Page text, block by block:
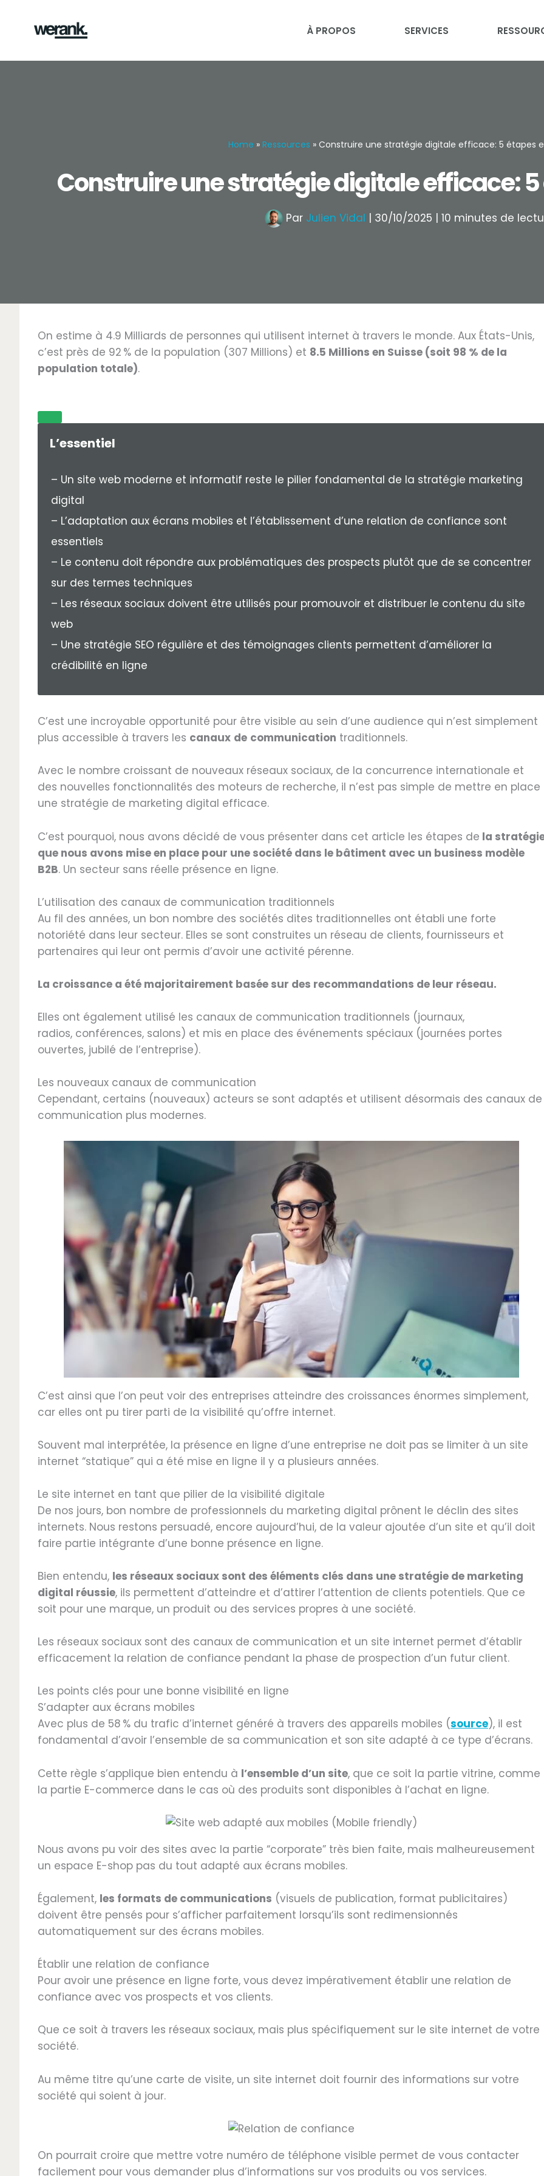
contenu
À PROPOS SERVICES
Home » Ressources » Construire une stratégie digitale efficace: 5 étapes
Construire une stratégie digitale efficace:
Par Julien Vidal | 30/10/2025 | 10 minutes de
On estime à 4.9 Milliards de personnes qui utilisent internet à travers le monde. Aux États-Unis,
c’est près de 92 % de la population (307 Millions) et 8.5 Millions en Suisse (soit 98 % de la
population totale).
L’essentiel
– Un site web moderne et informatif reste le pilier fondamental de la stratégie marketing
digital
– L’adaptation aux écrans mobiles et l’établissement d’une relation de confiance sont
essentiels
– Le contenu doit répondre aux problématiques des prospects plutôt que de se concentrer
sur des termes techniques
– Les réseaux sociaux doivent être utilisés pour promouvoir et distribuer le contenu du site
web
– Une stratégie SEO régulière et des témoignages clients permettent d’améliorer la
crédibilité en ligne
C’est une incroyable opportunité pour être visible au sein d’une audience qui n’est simplement
plus accessible à travers les canaux de communication traditionnels.
Avec le nombre croissant de nouveaux réseaux sociaux, de la concurrence internationale et
des nouvelles fonctionnalités des moteurs de recherche, il n’est pas simple de mettre en place
une stratégie de marketing digital efficace.
C’est pourquoi, nous avons décidé de vous présenter dans cet article les étapes de la
que nous avons mise en place pour une société dans le bâtiment avec un business modèle
B2B. Un secteur sans réelle présence en ligne.
L’utilisation des canaux de communication traditionnels
Au fil des années, un bon nombre des sociétés dites traditionnelles ont établi une forte
notoriété dans leur secteur. Elles se sont construites un réseau de clients, fournisseurs et
partenaires qui leur ont permis d’avoir une activité pérenne.
La croissance a été majoritairement basée sur des recommandations de leur réseau.
Elles ont également utilisé les canaux de communication traditionnels (journaux,
radios, conférences, salons) et mis en place des événements spéciaux (journées portes
ouvertes, jubilé de l’entreprise).
Les nouveaux canaux de communication
Cependant, certains (nouveaux) acteurs se sont adaptés et utilisent désormais des canaux de
communication plus modernes.
C’est ainsi que l’on peut voir des entreprises atteindre des croissances énormes simplement,
car elles ont pu tirer parti de la visibilité qu’offre internet.
Souvent mal interprétée, la présence en ligne d’une entreprise ne doit pas se limiter à un site
internet “statique” qui a été mise en ligne il y a plusieurs années.
Le site internet en tant que pilier de la visibilité digitale
De nos jours, bon nombre de professionnels du marketing digital prônent le déclin des sites
internets. Nous restons persuadé, encore aujourd’hui, de la valeur ajoutée d’un site et qu’il doit
faire partie intégrante d’une bonne présence en ligne.
Bien entendu, les réseaux sociaux sont des éléments clés dans une stratégie de marketing
digital réussie, ils permettent d’atteindre et d’attirer l’attention de clients potentiels. Que ce
soit pour une marque, un produit ou des services propres à une société.
Les réseaux sociaux sont des canaux de communication et un site internet permet d’établir
efficacement la relation de confiance pendant la phase de prospection d’un futur client.
Les points clés pour une bonne visibilité en ligne
S’adapter aux écrans mobiles
Avec plus de 58 % du trafic d’internet généré à travers des appareils mobiles (source), il est
fondamental d’avoir l’ensemble de sa communication et son site adapté à ce type d’écrans.
Cette règle s’applique bien entendu à l’ensemble d’un site, que ce soit la partie vitrine, comme
la partie E-commerce dans le cas où des produits sont disponibles à l’achat en ligne.
Nous avons pu voir des sites avec la partie “corporate” très bien faite, mais malheureusement
un espace E-shop pas du tout adapté aux écrans mobiles.
Également, les formats de communications (visuels de publication, format publicitaires)
doivent être pensés pour s’afficher parfaitement lorsqu’ils sont redimensionnés
automatiquement sur des écrans mobiles.
Établir une relation de confiance
Pour avoir une présence en ligne forte, vous devez impérativement établir une relation de
confiance avec vos prospects et vos clients.
Que ce soit à travers les réseaux sociaux, mais plus spécifiquement sur le site internet de votre
société.
Au même titre qu’une carte de visite, un site internet doit fournir des informations sur votre
société qui soient à jour.
On pourrait croire que mettre votre numéro de téléphone visible permet de vous contacter
facilement pour vous demander plus d’informations sur vos produits ou vos services.